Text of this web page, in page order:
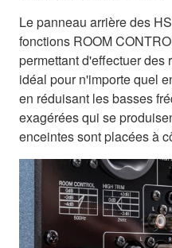
Le panneau arrière des
fonctions ROOM
permettant d'effectuer des
idéal pour n'importe quel
en réduisant les basses
exagérées qui se
enceintes sont placées à